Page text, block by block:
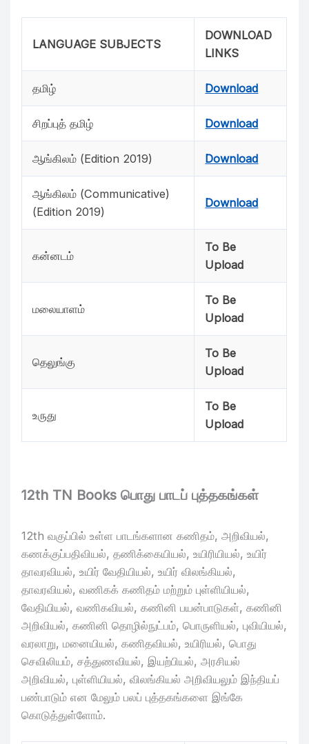
LANGUAGE SUBJECTS
DOWNLOAD
LINKS
தமிழ் Download
சிறப்புத் தமிழ் Download
ஆங்கிலம் (Edition 2019) Download
ஆங்கிலம் (Communicative)
(Edition 2019)
Download
கன்னடம்
To Be
Upload
மலையாளம்
To Be
Upload
தெலுங்கு
To Be
Upload
உருது
To Be
Upload
12th TN Books பொது பாடப் புத்தகங்கள்
12th வகுப்பில் உள்ள பாடங்களான கணிதம், அறிவியல்,
கணக்குப்பதிவியல், தணிக்கையியல், உயிரியியல், உயிர்
தாவரவியல், உயிர் வேதியியல், உயிர் விலங்கியல்,
தாவரவியல், வணிகக் கணிதம் மற்றும் புள்ளியியல்,
வேதியியல், வணிகவியல், கணினி பயன்பாடுகள், கணினி
அறிவியல், கணினி தொழில்நுட்பம், பொருளியல், புவியியல்,
வரலாறு, மனையியல், கணிதவியல், உயிரியல், பொது
செவிலியம், சத்துணவியல், இயற்பியல், அரசியல்
அறிவியல், புள்ளியியல், விலங்கியல் அறிவியலும் இந்தியப்
பண்பாடும் என மேலும் பலப் புத்தகங்களை இங்கே
கொடுத்துள்ளோம்.